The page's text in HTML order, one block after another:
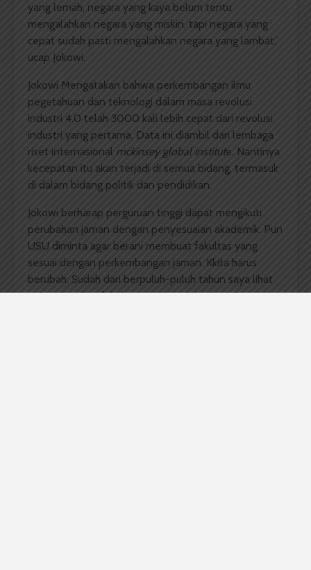
yang lemah, negara yang kaya belum tentu
mengalahkan negara yang miskin, tapi negara yang
cepat sudah pasti mengalahkan negara yang lambat,”
ucap Jokowi.
Jokowi Mengatakan bahwa perkembangan ilmu
pegetahuan dan teknologi dalam masa revolusi
industri 4.0 telah 3000 kali lebih cepat dari revolusi
industri yang pertama. Data ini diambil dari lembaga
riset internasional mckinsey global institute. Nantinya
kecepatan itu akan terjadi di semua bidang, termasuk
di dalam bidang politik dan pendidikan.
Jokowi berharap perguruan tinggi dapat mengikuti
perubahan jaman dengan penyesuaian akademik. Pun
USU diminta agar berani membuat fakultas yang
sesuai dengan perkembangan jaman. Kkita harus
berubah. Sudah dari berpuluh-puluh tahun saya lihat
universitas kita fakultas nya yang ini-ini saja,”